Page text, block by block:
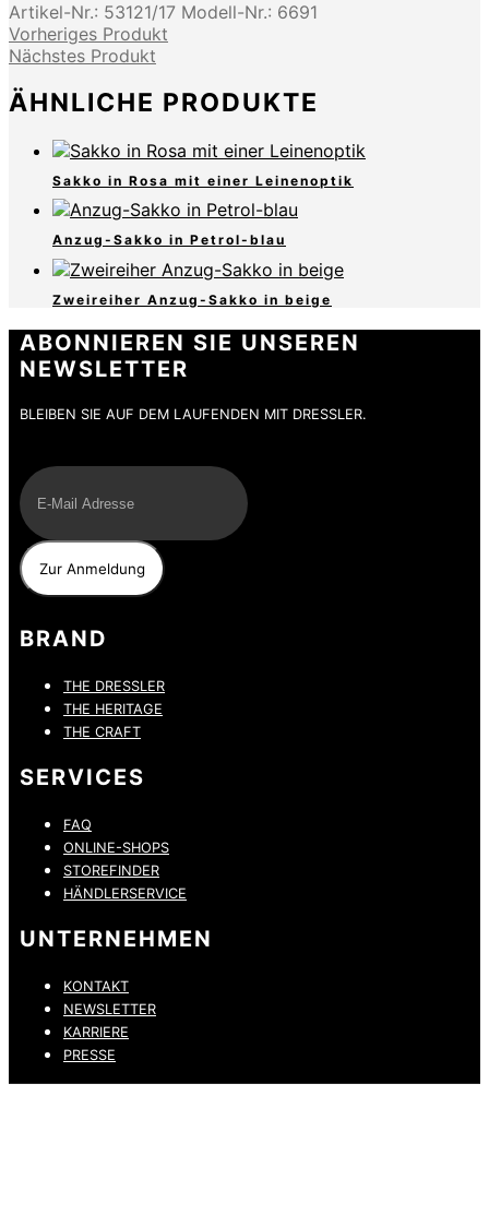
Artikel-Nr.: 53121/17 Modell-Nr.: 6691
Vorheriges Produkt
Nächstes Produkt
ÄHNLICHE PRODUKTE
Sakko in Rosa mit einer Leinenoptik
Anzug-Sakko in Petrol-blau
Zweireiher Anzug-Sakko in beige
ABONNIEREN SIE UNSEREN
NEWSLETTER
BLEIBEN SIE AUF DEM LAUFENDEN MIT DRESSLER.
BRAND
THE DRESSLER
THE HERITAGE
THE CRAFT
SERVICES
FAQ
ONLINE-SHOPS
STOREFINDER
HÄNDLERSERVICE
UNTERNEHMEN
KONTAKT
NEWSLETTER
KARRIERE
PRESSE